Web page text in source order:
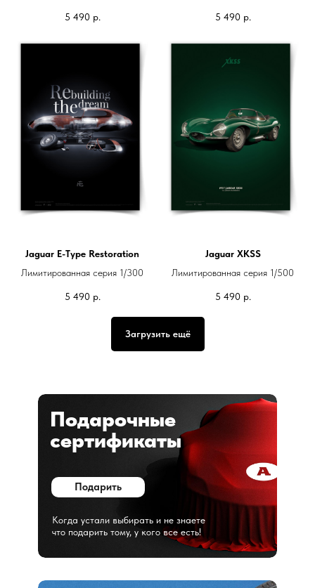
5 490 р. 5 490 р.
Jaguar E-Type Restoration
Лимитированная серия 1/300
5 490 р.
Jaguar XKSS
Лимитированная серия 1/500
5 490 р.
Загрузить ещё
Подарочные
сертификаты
Когда устали выбирать и не знаете
что подарить тому, у кого все есть!
Подарить